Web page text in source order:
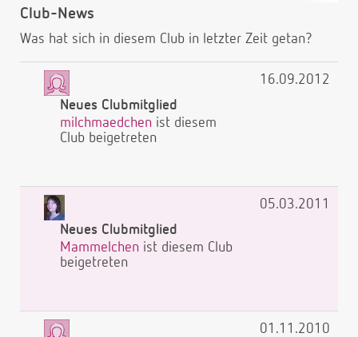
Club-News
Was hat sich in diesem Club in letzter Zeit getan?
Neues Clubmitglied
milchmaedchen ist diesem
Club beigetreten
16.09.2012
Neues Clubmitglied
Mammelchen ist diesem Club
beigetreten
05.03.2011
01.11.2010